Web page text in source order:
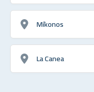
Míkonos
La Canea